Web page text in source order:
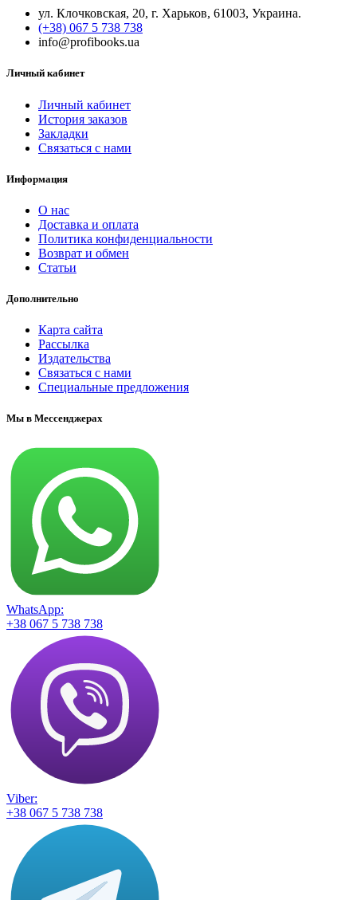
ул. Клочковская, 20, г. Харьков, 61003, Украина.
(+38) 067 5 738 738
info@profibooks.ua
Личный кабинет
Личный кабинет
История заказов
Закладки
Связаться с нами
Информация
О нас
Доставка и оплата
Политика конфиденциальности
Возврат и обмен
Статьи
Дополнительно
Карта сайта
Рассылка
Издательства
Связаться с нами
Специальные предложения
Мы в Мессенджерах
WhatsApp:
+38 067 5 738 738
Viber:
+38 067 5 738 738